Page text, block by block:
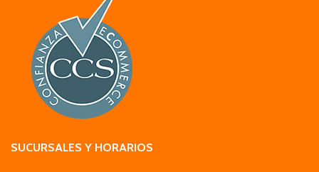
SUCURSALES Y HORARIOS